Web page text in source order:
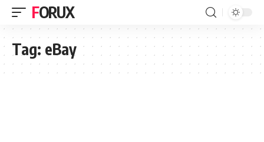
FORUX
Tag: eBay